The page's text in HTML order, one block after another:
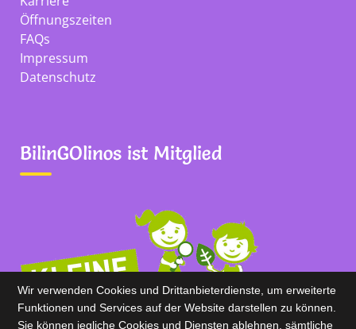
Öffnungszeiten
FAQs
Impressum
Datenschutz
BilinGOlinos ist Mitglied
Wir verwenden Cookies und Drittanbieterdienste, um erweiterte
Funktionen und Services auf der Website darstellen zu können.
Sie können jegliche Cookies und Diensten ablehnen, sämtliche